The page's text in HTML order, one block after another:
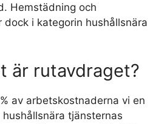
Hemstädning och
i kategorin hushållsnära
är rutavdraget?
av arbetskostnaderna vi en
tjänsternas